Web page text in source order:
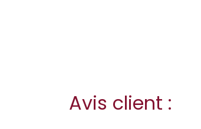
Avis client :